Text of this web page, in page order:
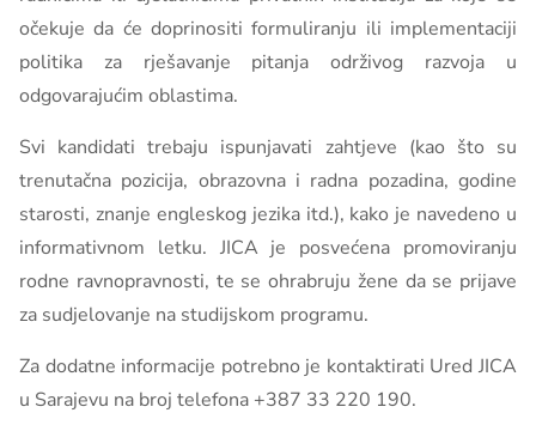
očekuje da će doprinositi formuliranju ili implementaciji
politika za rješavanje pitanja održivog razvoja u
odgovarajućim oblastima.
Svi kandidati trebaju ispunjavati zahtjeve (kao što su
trenutačna pozicija, obrazovna i radna pozadina, godine
starosti, znanje engleskog jezika itd.), kako je navedeno u
informativnom letku. JICA je posvećena promoviranju
rodne ravnopravnosti, te se ohrabruju žene da se prijave
za sudjelovanje na studijskom programu.
Za dodatne informacije potrebno je kontaktirati Ured JICA
u Sarajevu na broj telefona +387 33 220 190.